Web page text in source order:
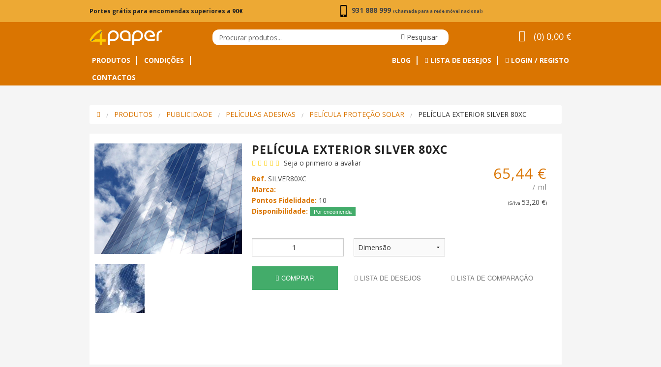
Portes grátis para encomendas superiores a 90€ 931 888 999 (Chamada para a rede móvel nacional)
(0) 0,00 €
Pesquisar
PRODUTOS
CONDIÇÕES
CONTACTOS
BLOG LISTA DE DESEJOS LOGIN / REGISTO
PRODUTOS PUBLICIDADE PELÍCULAS ADESIVAS PELÍCULA PROTEÇÃO SOLAR PELÍCULA EXTERIOR SILVER 80XC
PELÍCULA EXTERIOR SILVER 80XC
Seja o primeiro a avaliar
Ref. SILVER80XC
Marca:
Pontos Fidelidade: 10
Disponibilidade:
Por encomenda
65,44 €
/ ml
(S/Iva 53,20 €)
COMPRAR LISTA DE DESEJOS LISTA DE COMPARAÇÃO